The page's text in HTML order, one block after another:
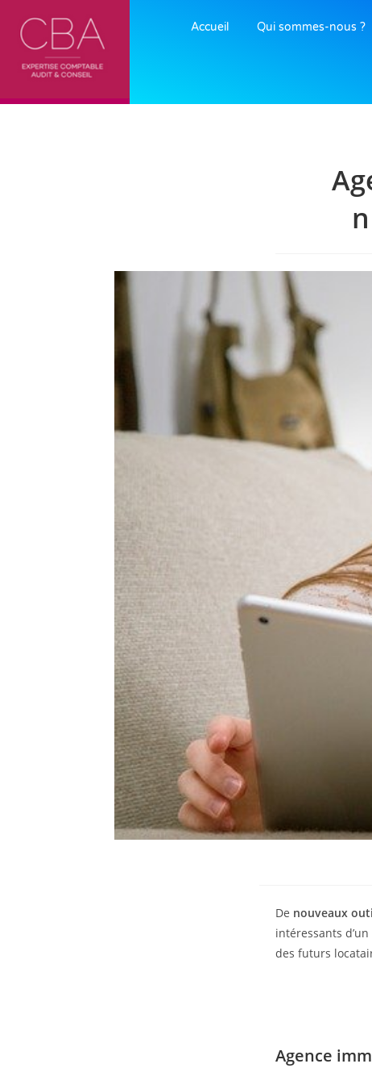
Accueil Qui sommes-nous ?
De nouveaux
intéressants
des futurs
Agence